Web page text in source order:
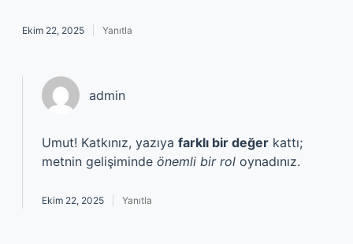
Ekim 22, 2025 Yanıtla
admin
Umut! Katkınız, yazıya farklı bir değer kattı;
metnin gelişiminde önemli bir rol oynadınız.
Ekim 22, 2025 Yanıtla